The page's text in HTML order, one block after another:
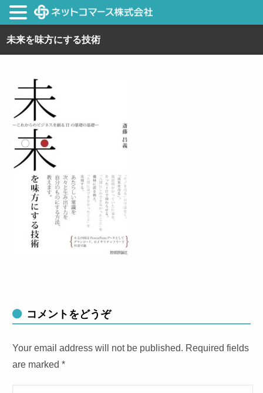
未来を味方にする技術
コメントをどうぞ
Your email address will not be published. Required fields
are marked*